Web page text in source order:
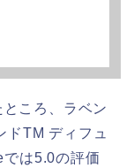
ころ、ラベン
ドTM ディフュ
は5.0の評価